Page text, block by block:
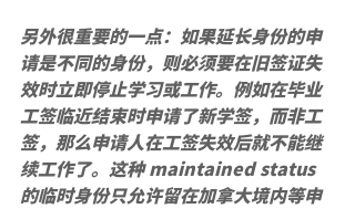
另外很重要的一点：如果延长身份的申
请是不同的身份，则必须要在旧签证失
效时立即停止学习或工作。例如在毕业
工签临近结束时申请了新学签，而非工
签，那么申请人在工签失效后就不能继
续工作了。这种 maintained status
的临时身份只允许留在加拿大境内等申